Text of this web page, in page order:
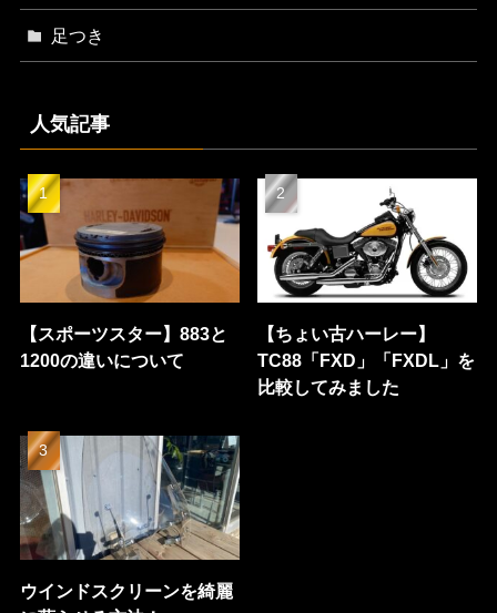
足つき
人気記事
【スポーツスター】883と
1200の違いについて
【ちょい古ハーレー】
TC88「FXD」「FXDL」を
比較してみました
ウインドスクリーンを綺麗